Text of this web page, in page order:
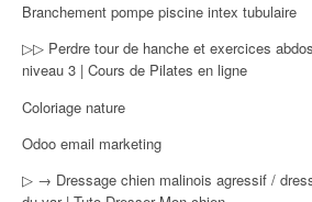
Branchement pompe piscine intex tubulaire
▷▷ Perdre tour de hanche et exercices
niveau 3 | Cours de Pilates en ligne
Coloriage nature
Odoo email marketing
▷ → Dressage chien malinois agressif /